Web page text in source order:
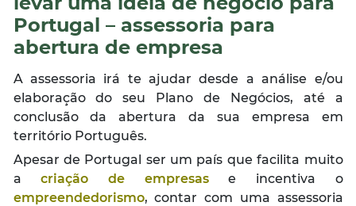
Portugal – assessoria para
abertura de empresa
A assessoria irá te ajudar desde a análise e/ou
elaboração do seu Plano de Negócios, até a
conclusão da abertura da sua empresa em
território Português.
Apesar de Portugal ser um país que facilita muito
acriação de empresase incentiva o
empreendedorismo, contar com uma assessoria